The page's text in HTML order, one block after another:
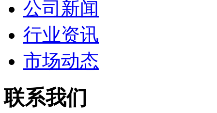
公司新闻
行业资讯
市场动态
联系我们